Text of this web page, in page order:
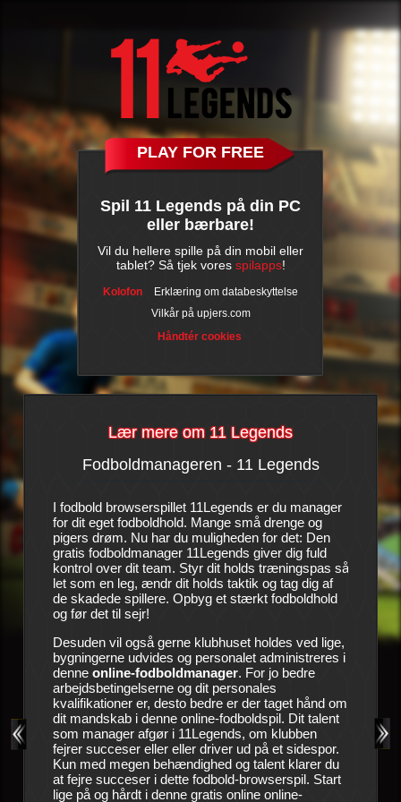
PLAY FOR FREE
Spil 11 Legends på din PC
eller bærbare!
Vil du hellere spille på din mobil eller
tablet? Så tjek vores spilapps!
Kolofon
Erklæring om databeskyttelse
Vilkår på upjers.com
Håndtér cookies
Lær mere om 11 Legends
i
Fodboldmanageren - 11 Legends
I fodbold browserspillet 11Legends er du manager
for dit eget fodboldhold. Mange små drenge og
pigers drøm. Nu har du muligheden for det: Den
gratis fodboldmanager 11Legends giver dig fuld
kontrol over dit team. Styr dit holds træningspas så
let som en leg, ændr dit holds taktik og tag dig af
de skadede spillere. Opbyg et stærkt fodboldhold
og før det til sejr!
Desuden vil også gerne klubhuset holdes ved lige,
bygningerne udvides og personalet administreres i
denne online-fodboldmanager. For jo bedre
arbejdsbetingelserne og dit personales
kvalifikationer er, desto bedre er der taget hånd om
dit mandskab i denne online-fodboldspil. Dit talent
som manager afgør i 11Legends, om klubben
fejrer succeser eller eller driver ud på et sidespor.
Kun med megen behændighed og talent klarer du
at fejre succeser i dette fodbold-browserspil. Start
lige på og hårdt i denne gratis online online-
Det er
kan
ser det
hårde
sidste
ledelse
gode
raske